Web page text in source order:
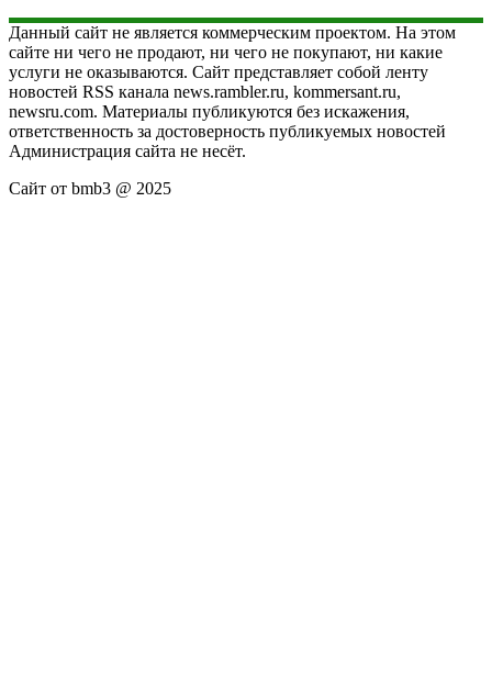
Данный сайт не является коммерческим проектом. На этом
сайте ни чего не продают, ни чего не покупают, ни какие
услуги не оказываются. Сайт представляет собой ленту
новостей RSS канала news.rambler.ru, kommersant.ru,
newsru.com. Материалы публикуются без искажения,
ответственность за достоверность публикуемых новостей
Администрация сайта не несёт.
Сайт от bmb3 @ 2025